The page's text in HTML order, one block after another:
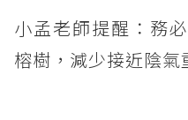
小孟老師提醒：務
榕樹，減少接近陰氣